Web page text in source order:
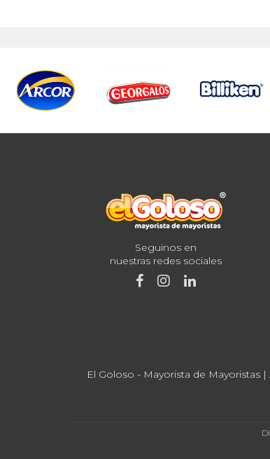
Seguinos en
nuestras redes sociales
El Goloso - Mayorista de Mayoristas |